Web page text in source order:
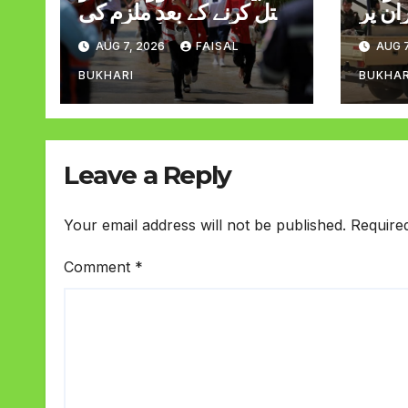
قتل کرنے کے بعد ملزم کی
اسکول میں فائرنگ 8 افراد
ہلاک 14 زخمیAUG 7, 2026 FAISAL
BUKHARI
پر
حملہ پاکستانی سمیت 11AUG
Leave a Reply
Your email address will not be published.
Comment *